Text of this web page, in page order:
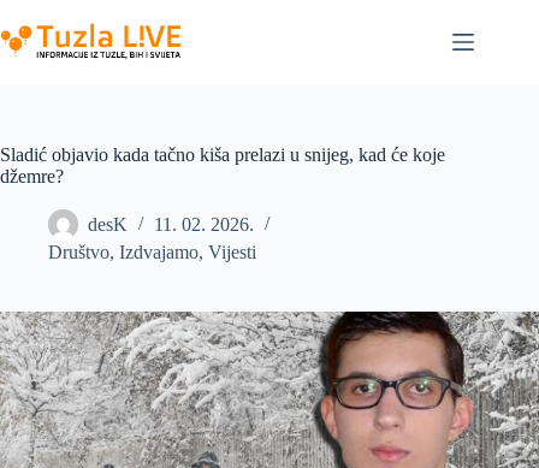
to
content
Sladić objavio kada tačno kiša prelazi u snijeg, kad će koje
džemre?
desK
11. 02. 2026.
Društvo, Izdvajamo, Vijesti